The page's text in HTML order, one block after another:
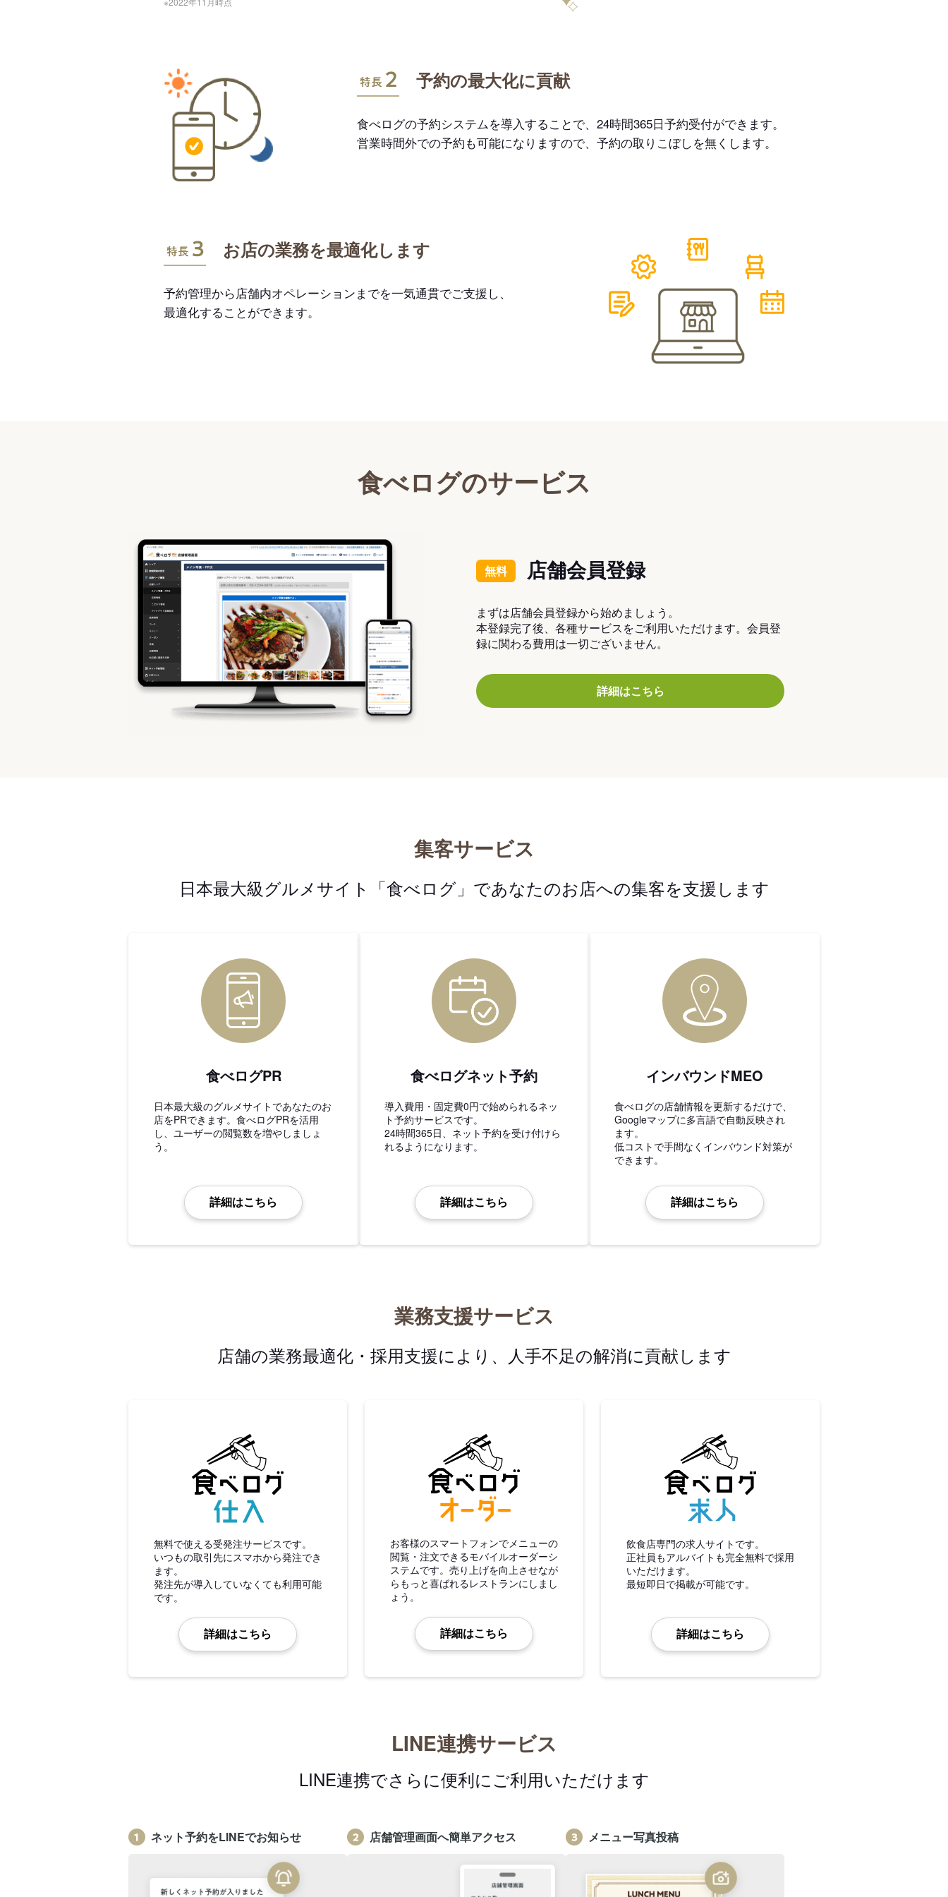
特長2
予約の最大化に貢献
食べログの予約システムを導入することで、24時間365日予約受付ができます。
営業時間外での予約も可能になりますので、予約の取りこぼしを無くします。
特長3
お店の業務を最適化します
予約管理から店舗内オペレーションまでを一気通貫でご支援し、
最適化することができます。
食べログのサービス
無料 店舗会員登録
まずは店舗会員登録から始めましょう。
本登録完了後、各種サービスをご利用いただけます。会員登
録に関わる費用は一切ございません。
詳細はこちら
集客サービス
日本最大級グルメサイト「食べログ」であなたのお店への集客を支援します
食べログPR
日本最大級のグルメサイトであなたのお
店をPRできます。食べログPRを活用
し、ユーザーの閲覧数を増やしましょ
う。
詳細はこちら
食べログネット予約
導入費用・固定費0円で始められるネッ
ト予約サービスです。
24時間365日、ネット予約を受け付けら
れるようになります。
詳細はこちら
インバウンドMEO
食べログの店舗情報を更新するだけで、
Googleマップに多言語で自動反映され
ます。
低コストで手間なくインバウンド対策が
できます。
詳細はこちら
業務支援サービス
店舗の業務最適化・採用支援により、人手不足の解消に貢献します
無料で使える受発注サービスです。
いつもの取引先にスマホから発注でき
ます。
発注先が導入していなくても利用可能
です。
詳細はこちら
お客様のスマートフォンでメニューの
閲覧・注文できるモバイルオーダーシ
ステムです。売り上げを向上させなが
らもっと喜ばれるレストランにしまし
ょう。
詳細はこちら
飲食店専門の求人サイトです。
正社員もアルバイトも完全無料で採用
いただけます。
最短即日で掲載が可能です。
詳細はこちら
LINE連携サービス
LINE連携でさらに便利にご利用いただけます
ネット予約をLINEでお知らせ 店舗管理画面へ簡単アクセス メニュー写真投稿